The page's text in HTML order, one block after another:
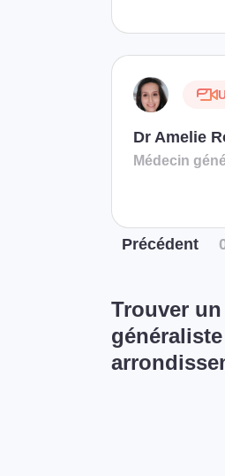
Dr Amelie
Médecin
Précédent
Trouver